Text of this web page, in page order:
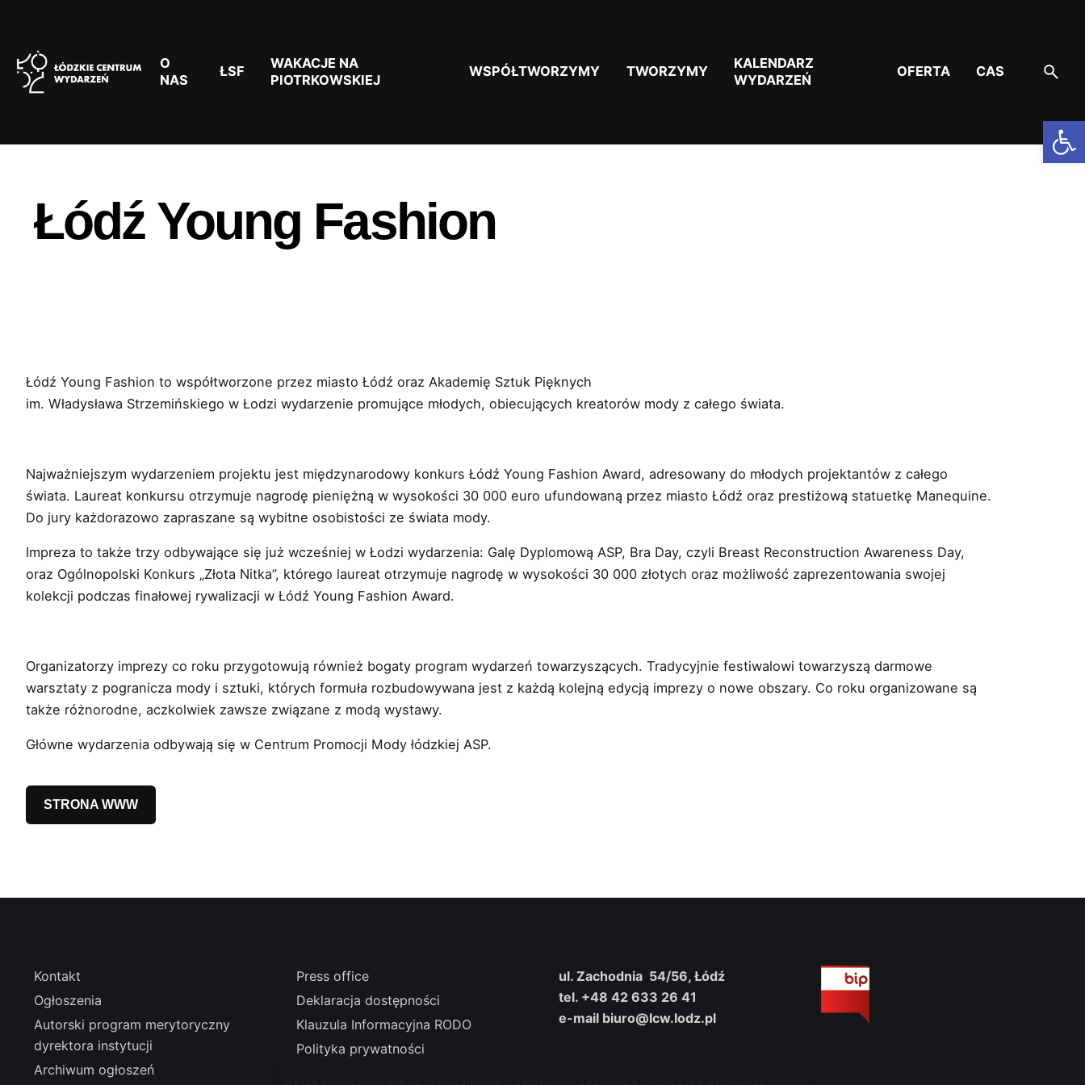
Otwórz pasek narzędzi
O
NAS
ŁSF
WAKACJE NA
PIOTRKOWSKIEJ
WSPÓŁTWORZYMY TWORZYMY
KALENDARZ
WYDARZEŃ
OFERTA CAS
Łódź Young Fashion
Łódź Young Fashion to współtworzone przez miasto Łódź oraz Akademię Sztuk Pięknych
im. Władysława Strzemińskiego w Łodzi wydarzenie promujące młodych, obiecujących kreatorów mody z całego świata.
Najważniejszym wydarzeniem projektu jest międzynarodowy konkurs Łódź Young Fashion Award, adresowany do młodych projektantów z całego
świata. Laureat konkursu otrzymuje nagrodę pieniężną w wysokości 30 000 euro ufundowaną przez miasto Łódź oraz prestiżową statuetkę Manequine.
Do jury każdorazowo zapraszane są wybitne osobistości ze świata mody.
Impreza to także trzy odbywające się już wcześniej w Łodzi wydarzenia: Galę Dyplomową ASP, Bra Day, czyli Breast Reconstruction Awareness Day,
oraz Ogólnopolski Konkurs „Złota Nitka”, którego laureat otrzymuje nagrodę w wysokości 30 000 złotych oraz możliwość zaprezentowania swojej
kolekcji podczas finałowej rywalizacji w Łódź Young Fashion Award.
Organizatorzy imprezy co roku przygotowują również bogaty program wydarzeń towarzyszących. Tradycyjnie festiwalowi towarzyszą darmowe
warsztaty z pogranicza mody i sztuki, których formuła rozbudowywana jest z każdą kolejną edycją imprezy o nowe obszary. Co roku organizowane są
także różnorodne, aczkolwiek zawsze związane z modą wystawy.
Główne wydarzenia odbywają się w Centrum Promocji Mody łódzkiej ASP.
STRONA WWW
Kontakt
Ogłoszenia
Autorski program merytoryczny
dyrektora instytucji
Archiwum ogłoszeń
Press office
Deklaracja dostępności
Klauzula Informacyjna RODO
Polityka prywatności
ul. Zachodnia 54/56, Łódź
tel. +48 42 633 26 41
e-mail biuro@lcw.lodz.pl